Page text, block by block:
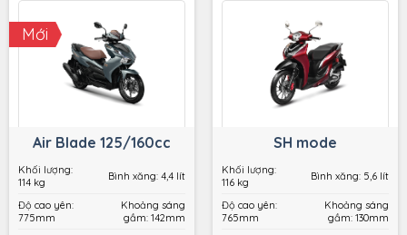
Xem chi tiết
Đặt hàng Xem chi tiết
Đặt hàng
Mới
Air Blade 125/160cc
Khối lượng:
114 kg
Bình xăng: 4,4 lít
Độ cao yên:
775mm
Khoảng sáng
gầm: 142mm
SH mode
Khối lượng:
116 kg
Bình xăng: 5,6 lít
Độ cao yên:
765mm
Khoảng sáng
gầm: 130mm